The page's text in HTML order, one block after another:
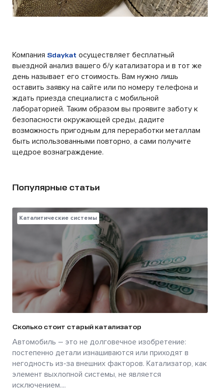
Компания Sdaykat осуществляет бесплатный
выездной анализ вашего б/у катализатора и в тот же
день называет его стоимость. Вам нужно лишь
оставить заявку на сайте или по номеру телефона и
ждать приезда специалиста с мобильной
лабораторией. Таким образом вы проявите заботу к
безопасности окружающей среды, дадите
возможность пригодным для переработки металлам
быть использованными повторно, а сами получите
щедрое вознаграждение.
Популярные статьи
Каталитические системы
Сколько стоит старый катализатор
Автомобиль – это не долговечное изобретение:
постепенно детали изнашиваются или приходят в
негодность из-за внешних факторов. Катализатор, как
элемент выхлопной системы, не является
исключением....